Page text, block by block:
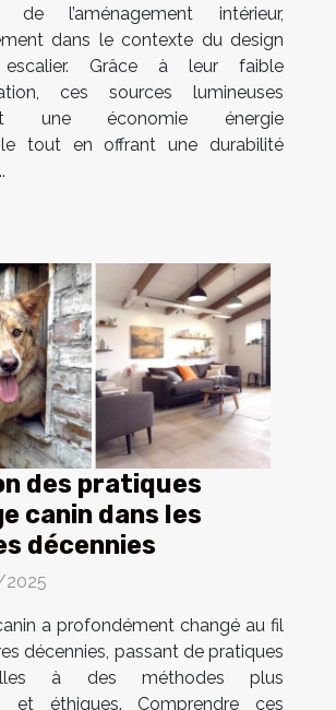
de l’aménagement intérieur,
dans le contexte du design
escalier. Grâce à leur faible
ces sources lumineuses
une économie énergie
tout en offrant une durabilité
des pratiques
canin dans les
décennies
2025
a profondément changé au fil
décennies, passant de pratiques
à des méthodes plus
et éthiques. Comprendre ces